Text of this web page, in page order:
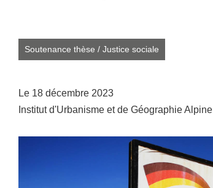
Soutenance thèse / Justice sociale
Le 18 décembre 2023
Institut d'Urbanisme et de Géographie Alpine